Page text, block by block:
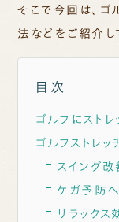
そこで今回は、ゴ
法などをご紹介し
目次
ゴルフにストレ
ゴルフストレッ
スイング
ケガ予防
リラック